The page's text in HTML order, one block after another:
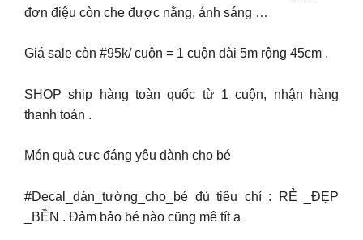
đơn điệu còn che được nắng, ánh sáng …
Giá sale còn #95k/ cuộn = 1 cuộn dài 5m rộng 45cm .
SHOP ship hàng toàn quốc từ 1 cuộn, nhận hàng
thanh toán .
Món quà cực đáng yêu dành cho bé
#Decal_dán_tường_cho_bé đủ tiêu chí : RẺ _ĐẸP
_BỀN . Đảm bảo bé nào cũng mê tít ạ